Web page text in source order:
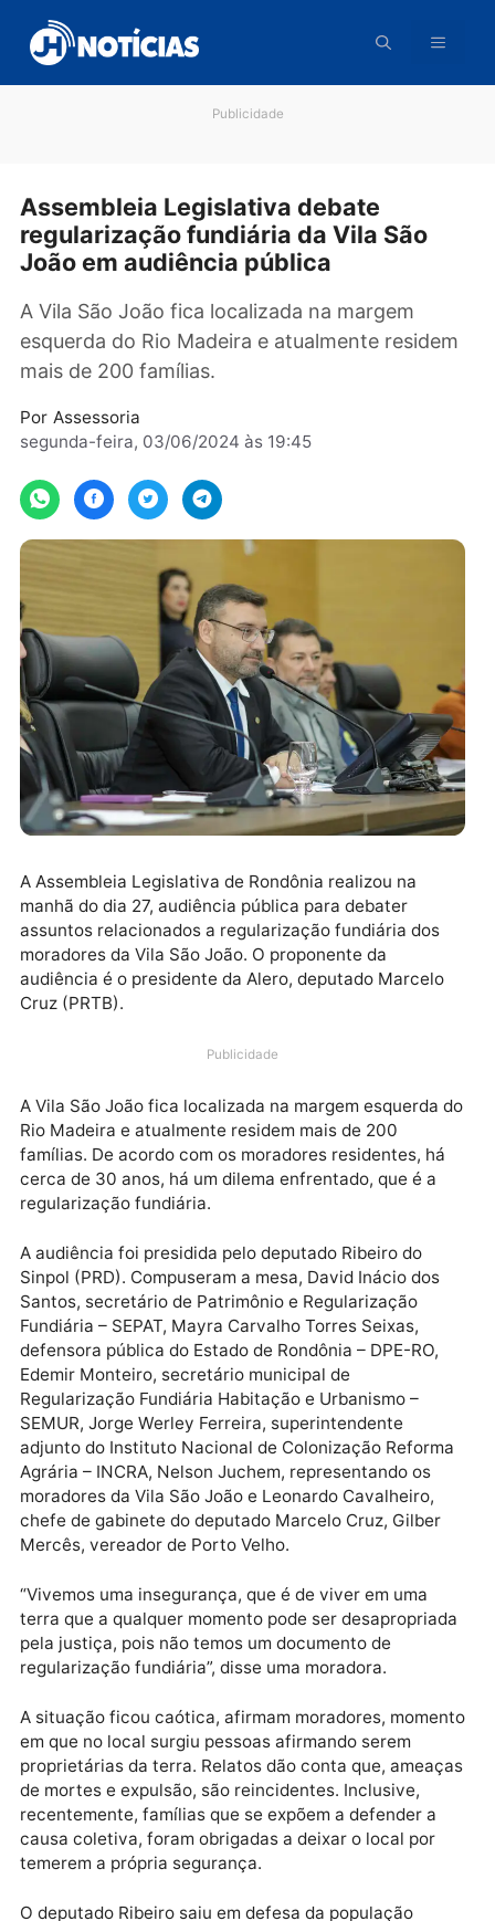
para
conteúdo
Assembleia Legislativa debate
regularização fundiária da Vila São
A Vila São João fica localizada na margem
esquerda do Rio Madeira e atualmente
mais de 200 famílias.
segunda-feira, 03/06/2024 às 19:45
A Assembleia Legislativa de Rondônia realizou na
manhã do dia 27, audiência pública para debater
moradores da Vila São João.
Cruz (PRTB).
Publicidade
Rio Madeirae atualmente residem mais de 200
famílias.De acordo com os moradores residentes, há
cerca de 30 anos, há um dilema enfrentado, que é a
regularização fundiária.
A audiência foi presidida pelo deputado Ribeiro do
Sinpol(PRD). Compuseram a mesa,David Inácio dos
Santos, secretário de Patrimônio e Regularização
Fundiária– SEPAT, Mayra Carvalho Torres Seixas,
defensora pública do Estado de Rondônia – DPE-RO,
EdemirMonteiro, secretário municipal de
Regularização Fundiária Habitação e Urbanismo –
adjunto do Instituto Nacional de Colonização
Agrária – INCRA, NelsonJuchem, representando os
moradores da Vila São JoãoeLeonardo Cavalheiro,
Mercês, vereador de Porto Velho.
“Vivemos uma insegurança, que é de viver em uma
terra que a qualquer momento pode ser
pela justiça, pois não temos um documento de
regularização fundiária”, disse uma moradora.
A situação ficou caótica, afirmam moradores,